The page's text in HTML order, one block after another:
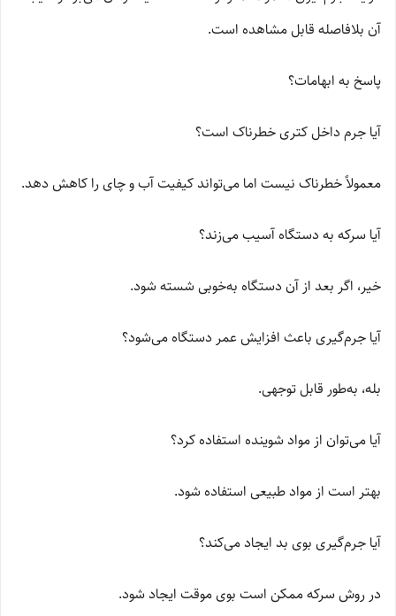
آن بلافاصله قابل مشاهده است.
پاسخ به ابهامات؟
آیا جرم داخل کتری خطرناک است؟
معمولاً خطرناک نیست اما می‌تواند کیفیت آب و چای را کاهش دهد.
آیا سرکه به دستگاه آسیب می‌زند؟
خیر، اگر بعد از آن دستگاه به‌خوبی شسته شود.
آیا جرم‌گیری باعث افزایش عمر دستگاه می‌شود؟
بله، به‌طور قابل توجهی.
آیا می‌توان از مواد شوینده استفاده کرد؟
بهتر است از مواد طبیعی استفاده شود.
آیا جرم‌گیری بوی بد ایجاد می‌کند؟
در روش سرکه ممکن است بوی موقت ایجاد شود.